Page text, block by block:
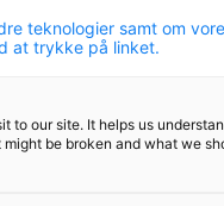
om, hvordan
har bl.a.
teknologier samt om
at trykke på linket.
to our site. It helps us
be broken and what we